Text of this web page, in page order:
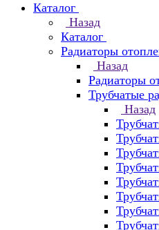
Каталог
Назад
Каталог
Радиаторы
Назад
Радиаторы
Трубчатые
Назад